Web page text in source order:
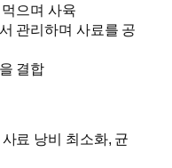
으며 사육
관리하며 사료를 공
결합
사료 낭비 최소화, 균